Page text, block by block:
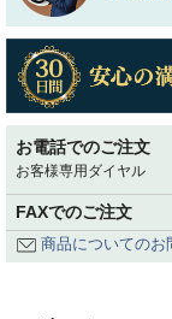
お電話でのご注文
お客様専用ダイヤル
FAXでのご注文
商品についてのお